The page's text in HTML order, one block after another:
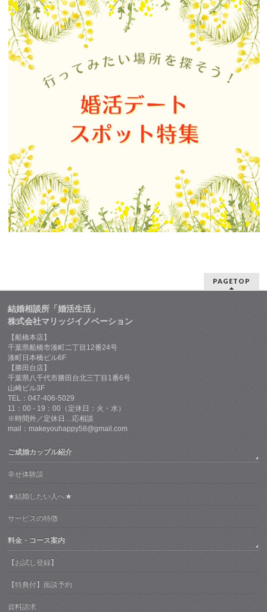
PAGETOP
結婚相談所「婚活生活」
株式会社マリッジイノベーション
【船橋本店】
千葉県船橋市湊町二丁目12番24号
湊町日本橋ビル6F
【勝田台店】
千葉県八千代市勝田台北三丁目1番6号
山崎ビル3F
TEL：047-406-5029
11：00 - 19：00（定休日：火・水）
※時間外／定休日…応相談
mail：makeyouhappy58@gmail.com
ご成婚カップル紹介
幸せ体験談
★結婚したい人へ★
サービスの特徴
料金・コース案内
【お試し登録】
【特典付】面談予約
資料請求